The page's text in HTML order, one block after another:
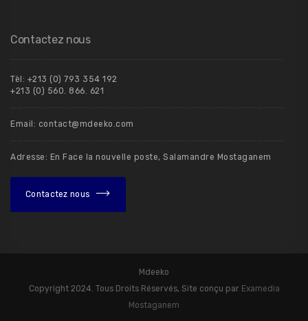
Contactez nous
Tèl: +213 (0) 793 354 192
+213 (0) 560. 866. 621
Email: contact@mdeeko.com
Adresse: En Face la nouvelle poste, Salamandre Mostaganem
Contactez nous
Mdeeko
Copyright 2024. Tous Droits Réservés, Site conçu par Examedia
Mostaganem